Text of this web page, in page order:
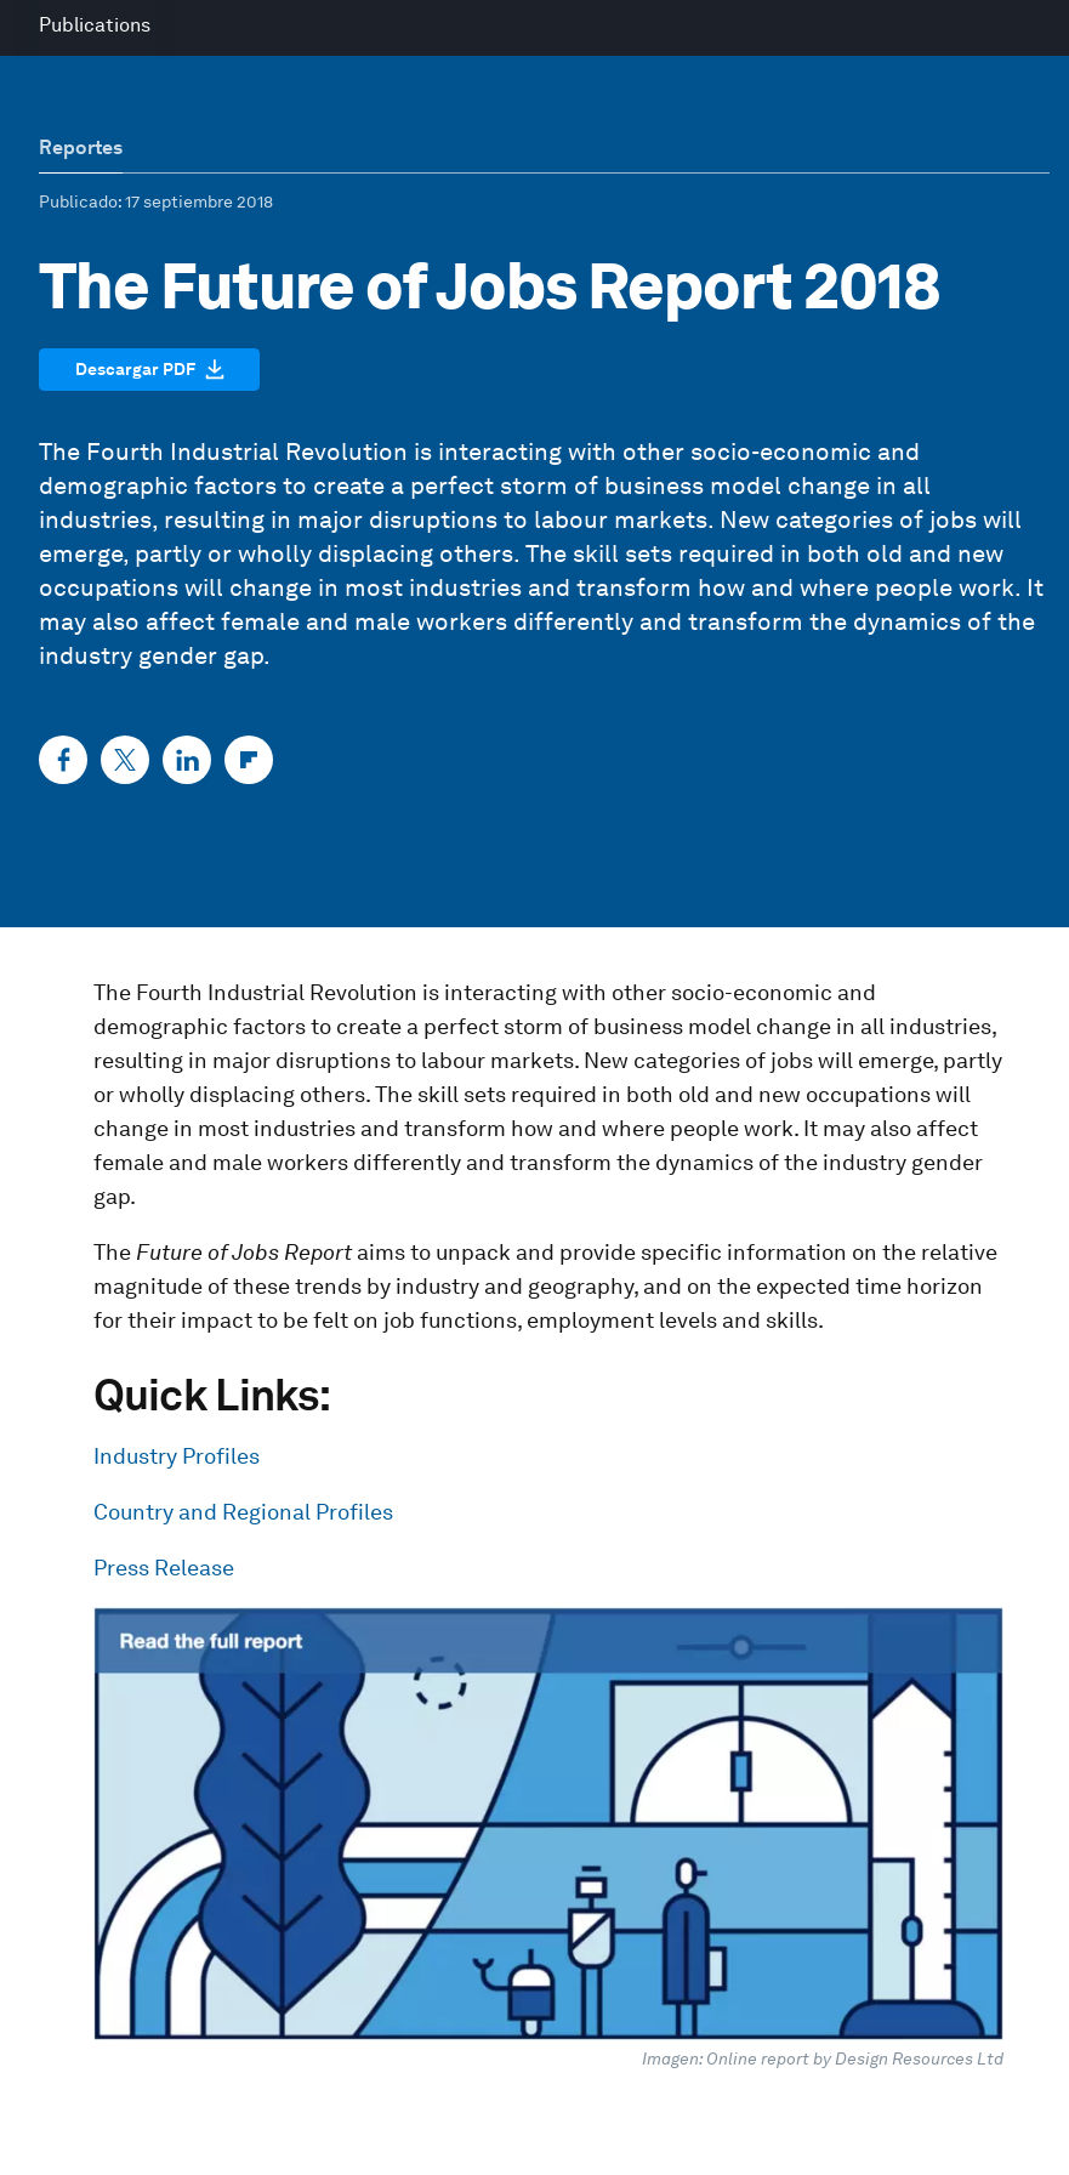
Publications
Reportes
Publicado: 17 septiembre 2018
The Future of Jobs Report 2018
Descargar PDF
The Fourth Industrial Revolution is interacting with other socio-economic and
demographic factors to create a perfect storm of business model change in all
industries, resulting in major disruptions to labour markets. New categories of jobs will
emerge, partly or wholly displacing others. The skill sets required in both old and new
occupations will change in most industries and transform how and where people work. It
may also affect female and male workers differently and transform the dynamics of the
industry gender gap.
The Fourth Industrial Revolution is interacting with other socio-economic and
demographic factors to create a perfect storm of business model change in all industries,
resulting in major disruptions to labour markets. New categories of jobs will emerge, partly
or wholly displacing others. The skill sets required in both old and new occupations will
change in most industries and transform how and where people work. It may also affect
female and male workers differently and transform the dynamics of the industry gender
gap.
TheFuture of Jobs Reportaims to unpack and provide specific information on the relative
magnitude of these trends by industry and geography, and on the expected time horizon
for their impact to be felt on job functions, employment levels and skills.
Quick Links:
Industry Profiles
Country and Regional Profiles
Press Release
Imagen: Online report by Design Resources Ltd